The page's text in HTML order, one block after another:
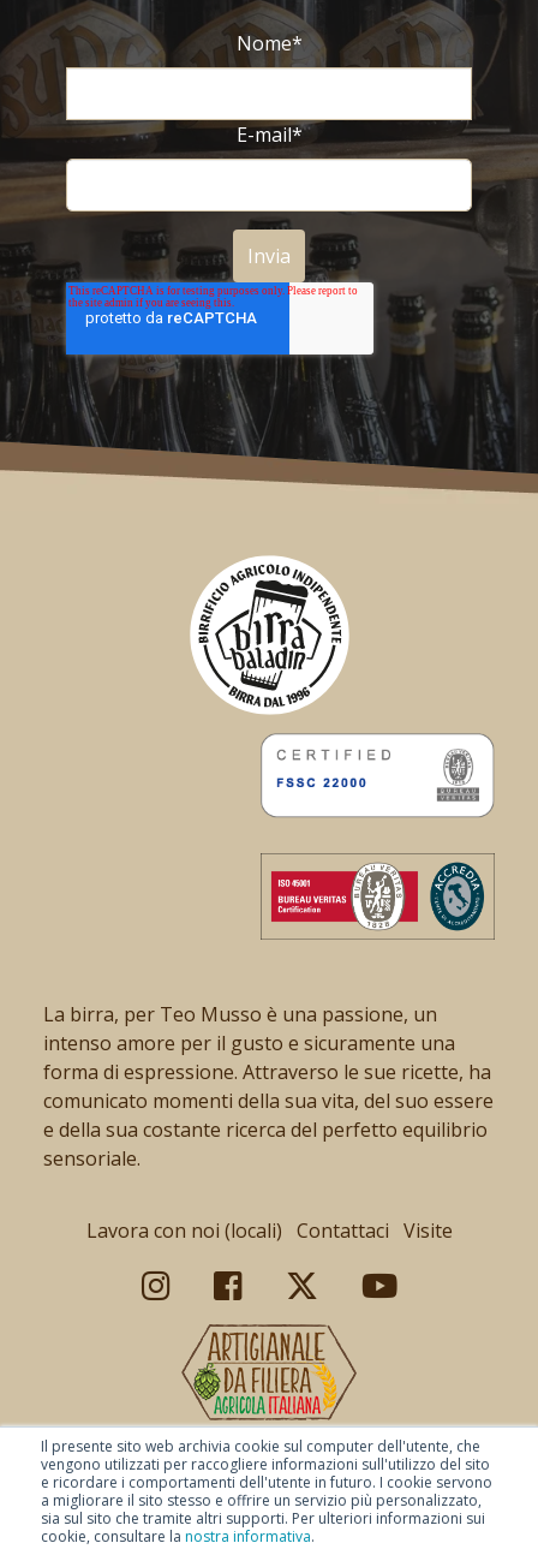
Il presente sito web archivia cookie sul computer dell'utente, che
vengono utilizzati per raccogliere informazioni sull'utilizzo del sito
e ricordare i comportamenti dell'utente in futuro. I cookie servono
a migliorare il sito stesso e offrire un servizio più personalizzato,
sia sul sito che tramite altri supporti. Per ulteriori informazioni sui
cookie, consultare la nostra informativa.
Nome*
E-mail*
La birra, per Teo Musso è una passione, un
intenso amore per il gusto e sicuramente una
forma di espressione. Attraverso le sue ricette, ha
comunicato momenti della sua vita, del suo essere
e della sua costante ricerca del perfetto equilibrio
sensoriale.
Lavora con noi (locali) Contattaci Visite